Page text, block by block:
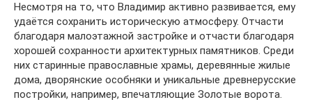
Несмотря на то, что Владимир активно развивается, ему
удаётся сохранить историческую атмосферу. Отчасти
благодаря малоэтажной застройке и отчасти благодаря
хорошей сохранности архитектурных памятников. Среди
них старинные православные храмы, деревянные жилые
дома, дворянские особняки и уникальные древнерусские
постройки, например, впечатляющие Золотые ворота.